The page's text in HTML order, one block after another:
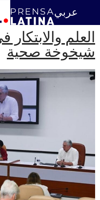
عربي
العلم
شيخوخة صحية